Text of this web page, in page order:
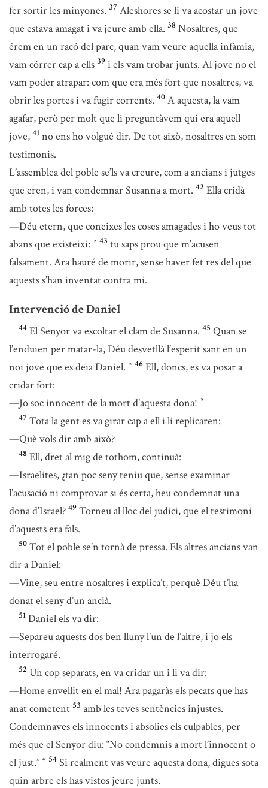
fer sortir les minyones. 37 Aleshores se li va acostar un jove
que estava amagat i va jeure amb ella. 38 Nosaltres, que
érem en un racó del parc, quan vam veure aquella infàmia,
vam córrer cap a ells 39 i els vam trobar junts. Al jove no el
vam poder atrapar: com que era més fort que nosaltres, va
obrir les portes i va fugir corrents. 40 A aquesta, la vam
agafar, però per molt que li preguntàvem qui era aquell
jove, 41 no ens ho volgué dir. De tot això, nosaltres en som
testimonis.
L’assemblea del poble se’ls va creure, com a ancians i jutges
que eren, i van condemnar Susanna a mort. 42 Ella cridà
amb totes les forces:
—Déu etern, que coneixes les coses amagades i ho veus tot
abans que existeixi: * 43 tu saps prou que m’acusen
falsament. Ara hauré de morir, sense haver fet res del que
aquests s’han inventat contra mi.
Intervenció de Daniel
44 El Senyor va escoltar el clam de Susanna. 45 Quan se
l’enduien per matar-la, Déu desvetllà l’esperit sant en un
noi jove que es deia Daniel. * 46 Ell, doncs, es va posar a
cridar fort:
—Jo soc innocent de la mort d’aquesta dona! *
47 Tota la gent es va girar cap a ell i li replicaren:
—Què vols dir amb això?
48 Ell, dret al mig de tothom, continuà:
—Israelites, ¿tan poc seny teniu que, sense examinar
l’acusació ni comprovar si és certa, heu condemnat una
dona d’Israel? 49 Torneu al lloc del judici, que el testimoni
d’aquests era fals.
50 Tot el poble se’n tornà de pressa. Els altres ancians van
dir a Daniel:
—Vine, seu entre nosaltres i explica’t, perquè Déu t’ha
donat el seny d’un ancià.
51 Daniel els va dir:
—Separeu aquests dos ben lluny l’un de l’altre, i jo els
interrogaré.
52 Un cop separats, en va cridar un i li va dir:
—Home envellit en el mal! Ara pagaràs els pecats que has
anat cometent 53 amb les teves sentències injustes.
Condemnaves els innocents i absolies els culpables, per
més que el Senyor diu: “No condemnis a mort l’innocent o
el just.” * 54 Si realment vas veure aquesta dona, digues sota
quin arbre els has vistos jeure junts.